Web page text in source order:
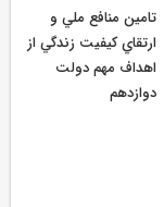
تامين منافع ملي و
ارتقاي كيفيت زندگي از
اهداف مهم دولت
دوازدهم